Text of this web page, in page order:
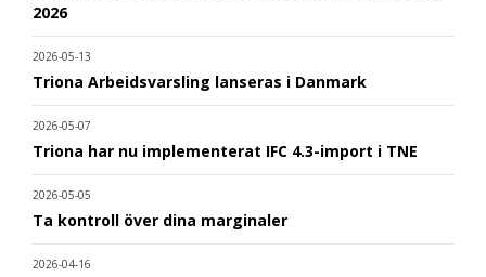
2026
2026-05-13
Triona Arbeidsvarsling lanseras i Danmark
2026-05-07
Triona har nu implementerat IFC 4.3-import i TNE
2026-05-05
Ta kontroll över dina marginaler
2026-04-16